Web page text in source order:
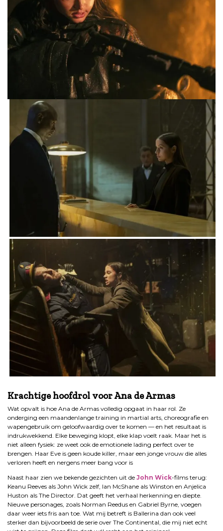
Krachtige hoofdrol voor Ana de Armas
Wat opvalt is hoe Ana de Armas volledig opgaat in haar rol. Ze
onderging een maandenlange training in martial arts, choreografie en
wapengebruik om geloofwaardig over te komen — en het resultaat is
indrukwekkend. Elke beweging klopt, elke klap voelt raak. Maar het is
niet alleen fysiek: ze weet ook de emotionele lading perfect over te
brengen. Haar Eve is geen koude killer, maar een jonge vrouw die alles
verloren heeft en nergens meer bang voor is
Naast haar zien we bekende gezichten uit de John Wick-films terug:
Keanu Reeves als John Wick zelf, Ian McShane als Winston en Anjelica
Huston als The Director. Dat geeft het verhaal herkenning en diepte.
Nieuwe personages, zoals Norman Reedus en Gabriel Byrne, voegen
daar weer iets fris aan toe. Wat mij betreft is Ballerina dan ook veel
sterker dan bijvoorbeeld de serie over The Continental, die mij niet echt